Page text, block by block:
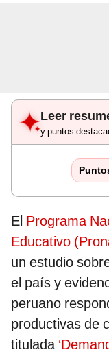
Leer
y puntos
El Programa
Educativo
un estudio
el país y
peruano
productivas de
titulada